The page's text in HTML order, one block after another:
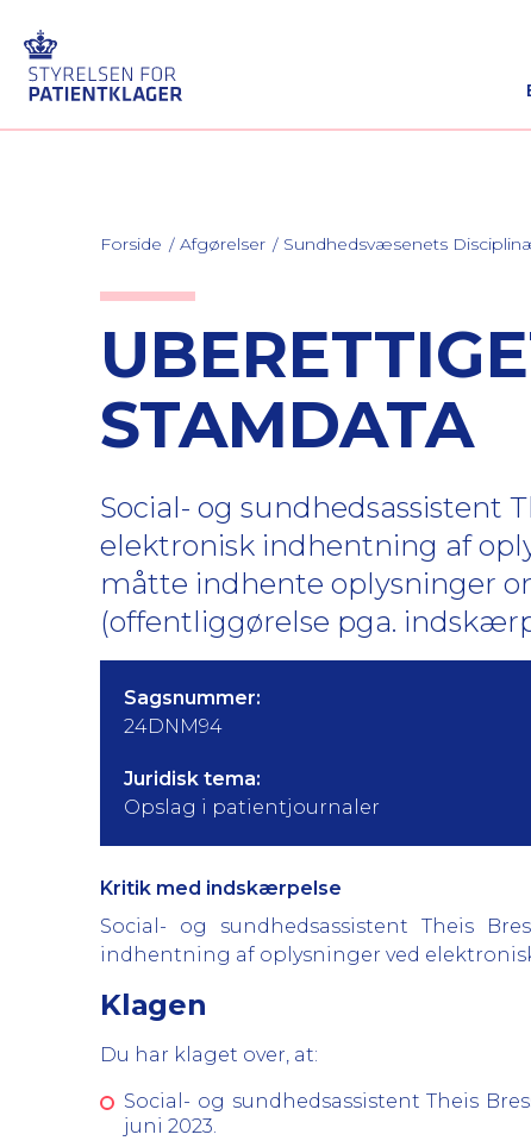
Forside Afgørelser Sundhedsvæsenets
STAMDATA
Social- og sundhedsassistent
elektronisk indhentning af
måtte indhente oplysninger
(offentliggørelse pga.
Sagsnummer:
24DNM94
Juridisk tema:
Opslag i patientjournaler
Kritik med indskærpelse
Social- og sundhedsassistent Theis
indhentning af oplysninger ved elektronisk
Klagen
Du har klaget over, at:
Social- og sundhedsassistent Theis
juni 2023.